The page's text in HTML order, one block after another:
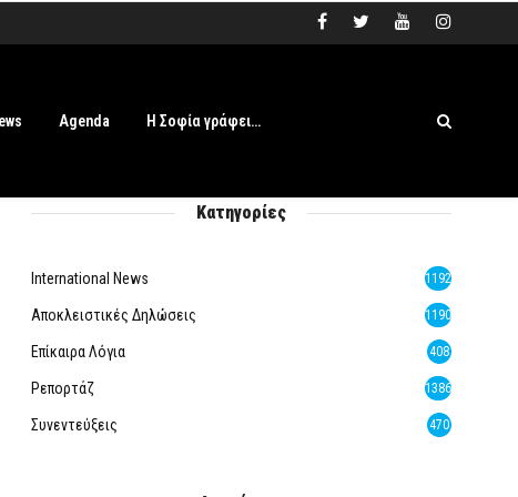
Agenda Η Σοφία γράφει…
Κατηγορίες
International News 1192
Αποκλειστικές Δηλώσεις 1190
Επίκαιρα Λόγια 408
Ρεπορτάζ 1386
Συνεντεύξεις 470